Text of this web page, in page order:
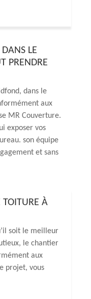
LE
PRENDRE
dans le
aux
MR Couverture.
exposer vos
son équipe
et sans
TOITURE À
soit le meilleur
le chantier
aux
projet, vous